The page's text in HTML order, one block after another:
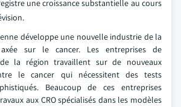
une croissance substantielle au cours
développe une nouvelle industrie de la
axée sur le cancer. Les entreprises de
la région travaillent sur de nouveaux
le cancer qui nécessitent des tests
Beaucoup de ces entreprises
aux CRO spécialisés dans les modèles